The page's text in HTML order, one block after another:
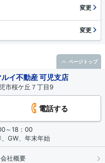
変更
変更
イ不動産 可児支店
市桜ケ丘７丁目9
電話する
～18：00
GW、年末年始
会社概要
ページトップ